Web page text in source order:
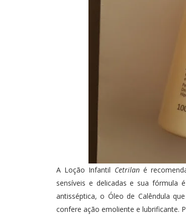
A Loção Infantil Cetrilané
sensíveis e delicadas e sua fórmula
antisséptica, o Óleo de Calêndula
confere ação emoliente e lubrificante.